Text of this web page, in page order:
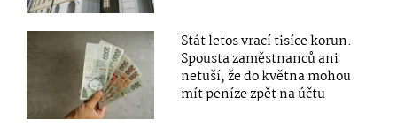
Stát letos vrací tisíce korun.
Spousta zaměstnanců ani
netuší, že do května mohou
mít peníze zpět na účtu